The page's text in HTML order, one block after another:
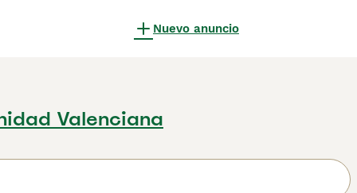
Nuevo anuncio
Valenciana